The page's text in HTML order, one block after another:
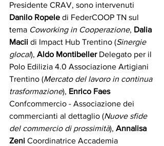
Presidente CRAV, sono intervenuti
Danilo Ropele di FederCOOP TN sul
tema Coworking in Cooperazione, Dalia
Macii di Impact Hub Trentino (Sinergie
glocal), Aldo Montibeller Delegato per il
Polo Edilizia 4.0 Associazione Artigiani
Trentino (Mercato del lavoro in continua
trasformazione), Enrico Faes
Confcommercio - Associazione dei
commercianti al dettaglio (Nuove sfide
del commercio di prossimità), Annalisa
Zeni Coordinatrice Accademia